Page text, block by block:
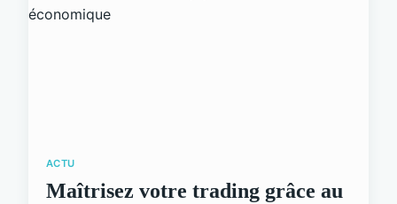
ACTU
Maîtrisez votre trading grâce au